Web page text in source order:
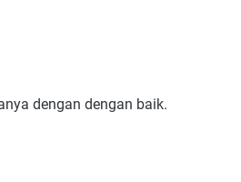
dengan dengan baik.